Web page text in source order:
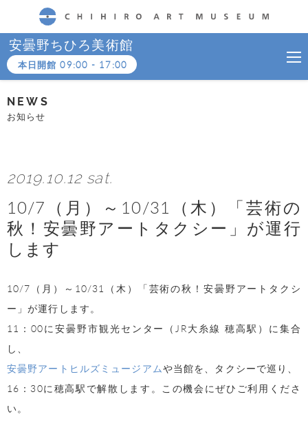
CHIHIRO ART MUSEUM
安曇野ちひろ美術館
本日開館09:00 - 17:00
NEWS
お知らせ
2019.10.12 sat.
10/7（月）～10/31（木）「芸術の
秋！安曇野アートタクシー」が運行
します
10/7（月）～10/31（木）「芸術の秋！安曇野アートタクシ
ー」が運行します。
11：00に安曇野市観光センター（JR大糸線 穂高駅）に集合
し、
安曇野アートヒルズミュージアムや当館を、タクシーで巡り、
16：30に穂高駅で解散します。この機会にぜひご利用くださ
い。